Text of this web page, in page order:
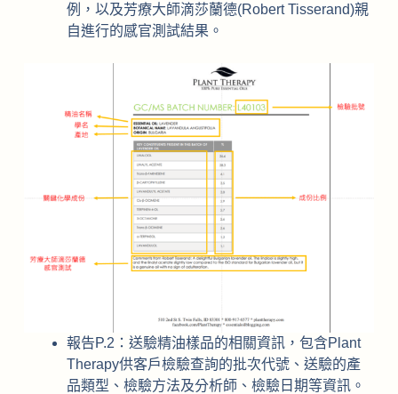
例，以及芳療大師滴莎蘭德(Robert Tisserand)親
自進行的感官測試結果。
報告P.2：送驗精油樣品的相關資訊，包含Plant
Therapy供客戶檢驗查詢的批次代號、送驗的產
品類型、檢驗方法及分析師、檢驗日期等資訊。